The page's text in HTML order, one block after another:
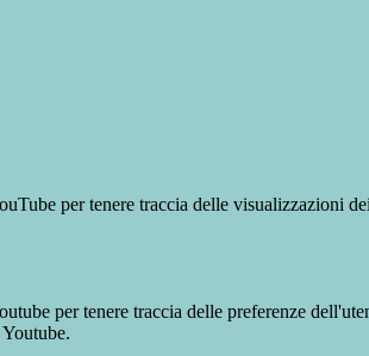
per tenere traccia delle visualizzazioni
per tenere traccia delle preferenze